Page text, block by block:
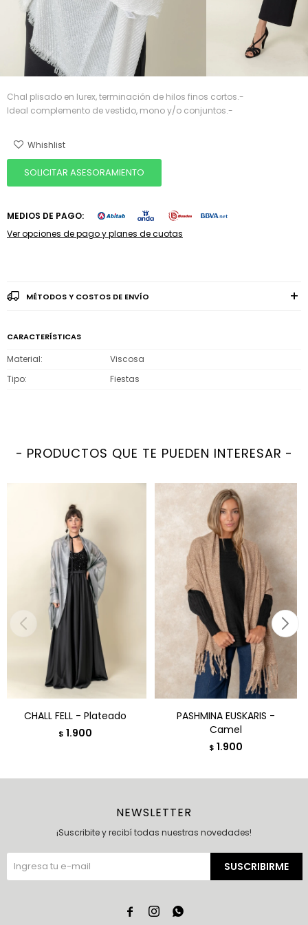
Chal plisado en lurex, terminación de hilos finos cortos.-
Ideal complemento de vestido, mono y/o conjuntos.-
SOLICITAR ASESORAMIENTO
MEDIOS DE PAGO:
Ver opciones de pago y planes de cuotas
MÉTODOS Y COSTOS DE ENVÍO
CARACTERÍSTICAS
Material
Viscosa
Tipo
Fiestas
PRODUCTOS QUE TE PUEDEN INTERESAR
CHALL FELL - Plateado
$ 1.900
PASHMINA EUSKARIS -
Camel
$ 1.900
NEWSLETTER
¡Suscribite y recibí todas nuestras novedades!
SUSCRIBIRME
  